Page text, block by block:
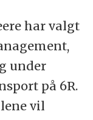
har valgt
under
på 6R.
vil